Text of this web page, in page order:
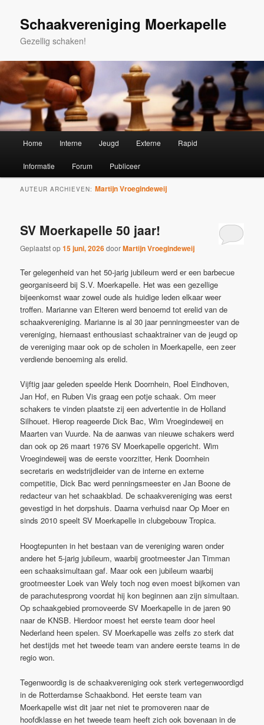
primaire
secundaire
Schaakvereniging Moerkapelle
Gezellig schaken!
Home Interne Jeugd Externe Rapid
Informatie Forum Publiceer
AUTEUR ARCHIEVEN:Martijn Vroegindeweij
SV Moerkapelle 50 jaar!
Geplaatst op15 juni, 2026doorMartijn Vroegindeweij
Ter gelegenheid van het 50-jarig jubileum werd er een barbecue
georganiseerd bij S.V. Moerkapelle. Het was een gezellige
bijeenkomst waar zowel oude als huidige leden elkaar weer
troffen. Marianne van Elteren werd benoemd tot erelid van de
schaakvereniging. Marianne is al 30 jaar penningmeester van de
vereniging, hiernaast enthousiast schaaktrainer van de jeugd op
de vereniging maar ook op de scholen in Moerkapelle, een zeer
verdiende benoeming als erelid.
Vijftig jaar geleden speelde Henk Doornhein, Roel Eindhoven,
Jan Hof, en Ruben Vis graag een potje schaak. Om meer
schakers te vinden plaatste zij een advertentie in de Holland
Silhouet. Hierop reageerde Dick Bac, Wim Vroegindeweij en
Maarten van Vuurde. Na de aanwas van nieuwe schakers werd
dan ook op 26 maart 1976 SV Moerkapelle opgericht. Wim
Vroegindeweij was de eerste voorzitter, Henk Doornhein
secretaris en wedstrijdleider van de interne en externe
competitie, Dick Bac werd penningsmeester en Jan Boone de
redacteur van het schaakblad. De schaakvereniging was eerst
gevestigd in het dorpshuis. Daarna verhuisd naar Op Moer en
sinds 2010 speelt SV Moerkapelle in clubgebouw Tropica.
Hoogtepunten in het bestaan van de vereniging waren onder
andere het 5-jarig jubileum, waarbij grootmeester Jan Timman
een schaaksimultaan gaf. Maar ook een jubileum waarbij
grootmeester Loek van Wely toch nog even moest bijkomen van
de parachutesprong voordat hij kon beginnen aan zijn simultaan.
Op schaakgebied promoveerde SV Moerkapelle in de jaren 90
naar de KNSB. Hierdoor moest het eerste team door heel
Nederland heen spelen. SV Moerkapelle was zelfs zo sterk dat
het destijds met het tweede team van andere eerste teams in de
regio won.
Tegenwoordig is de schaakvereniging ook sterk vertegenwoordigd
in de Rotterdamse Schaakbond. Het eerste team van
Moerkapelle wist dit jaar net niet te promoveren naar de
hoofdklasse en het tweede team heeft zich ook bovenaan in de